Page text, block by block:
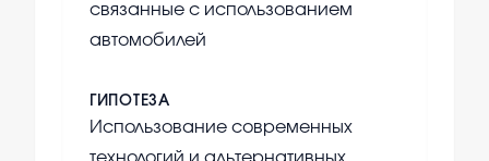
связанные с использованием
автомобилей
ГИПОТЕЗА
Использование современных